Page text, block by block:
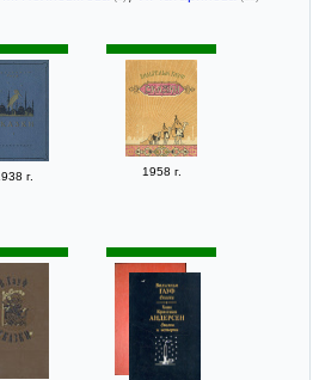
г. 1958 г.